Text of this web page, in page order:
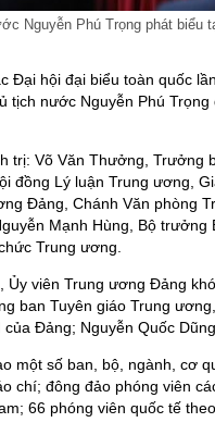
Nguyễn Phú Trọng phát biểu
Đại hội đại biểu toàn quốc
tịch nước Nguyễn Phú
trị: Võ Văn Thưởng, Trưởng
đồng Lý luận Trung ương,
Đảng, Chánh Văn phòng
Mạnh Hùng, Bộ trưởng
Trung ương.
Ủy viên Trung ương Đảng
ban Tuyên giáo Trung
Đảng; Nguyễn Quốc
một số ban, bộ, ngành, cơ
chí; đông đảo phóng viên
66 phóng viên quốc tế